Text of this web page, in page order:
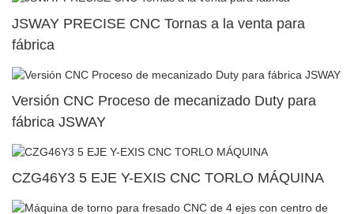
JSWAY PRECISE CNC Tornas a la venta para
fábrica
Versión CNC Proceso de mecanizado Duty para
fábrica JSWAY
CZG46Y3 5 EJE Y-EXIS CNC TORLO MÁQUINA